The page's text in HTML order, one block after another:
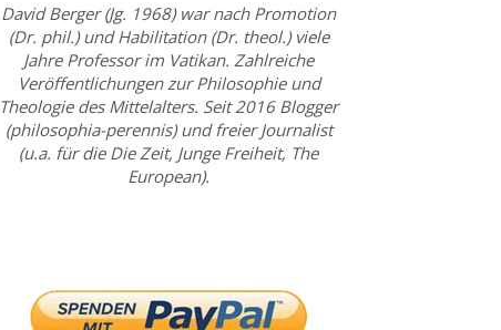
David Berger (Jg. 1968) war nach Promotion
(Dr. phil.) und Habilitation (Dr. theol.) viele
Jahre Professor im Vatikan. Zahlreiche
Veröffentlichungen zur Philosophie und
Theologie des Mittelalters. Seit 2016 Blogger
(philosophia-perennis) und freier Journalist
(u.a. für die Die Zeit, Junge Freiheit, The
European).